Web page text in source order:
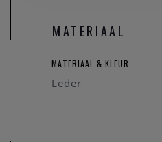
MATERIAAL
MATERIAAL & KLEUR
Leder